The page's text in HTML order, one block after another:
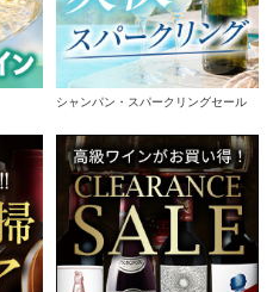
シャンパン・スパークリングセール